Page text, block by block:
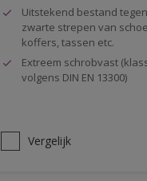
Uitstekend bestand tegen
zwarte strepen van
koffers, tassen etc.
Extreem schrobvast
volgens DIN EN 13300)
Vergelijk